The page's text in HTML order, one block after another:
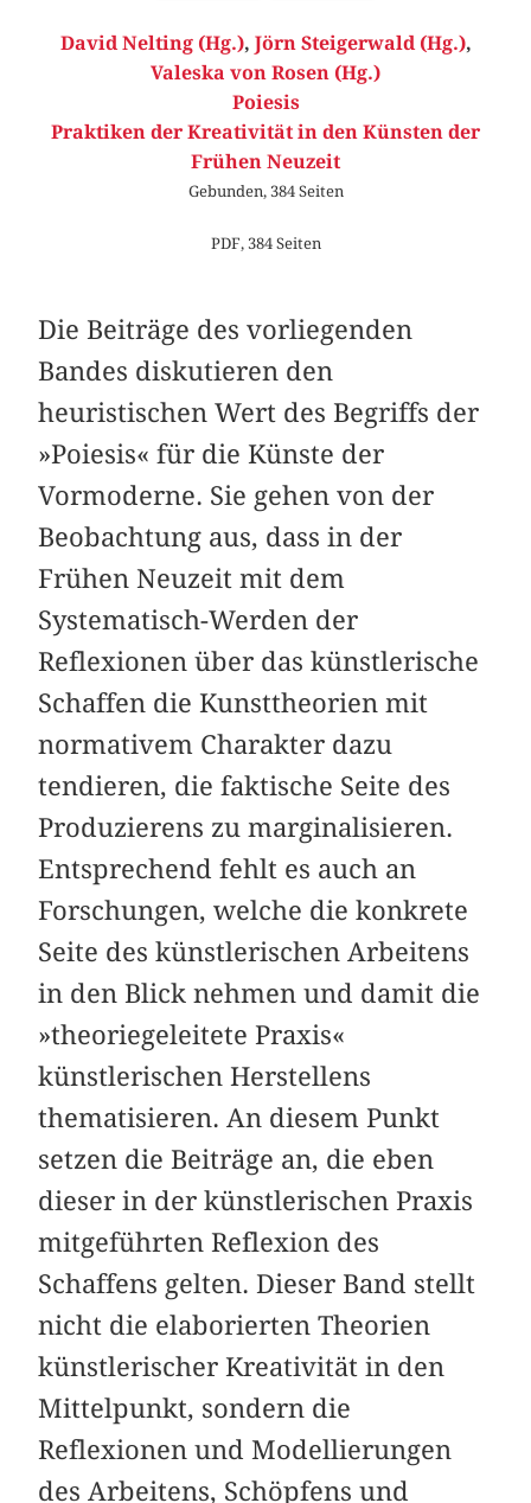
David Nelting (Hg.), Jörn Steigerwald (Hg.),
Valeska von Rosen (Hg.)
Poiesis
Praktiken der Kreativität in den Künsten der
Frühen Neuzeit
Gebunden, 384 Seiten
PDF, 384 Seiten
Die Beiträge des vorliegenden
Bandes diskutieren den
heuristischen Wert des Begriffs der
»Poiesis« für die Künste der
Vormoderne. Sie gehen von der
Beobachtung aus, dass in der
Frühen Neuzeit mit dem
Systematisch-Werden der
Reflexionen über das künstlerische
Schaffen die Kunsttheorien mit
normativem Charakter dazu
tendieren, die faktische Seite des
Produzierens zu marginalisieren.
Entsprechend fehlt es auch an
Forschungen, welche die konkrete
Seite des künstlerischen Arbeitens
in den Blick nehmen und damit die
»theoriegeleitete Praxis«
künstlerischen Herstellens
thematisieren. An diesem Punkt
setzen die Beiträge an, die eben
dieser in der künstlerischen Praxis
mitgeführten Reflexion des
Schaffens gelten. Dieser Band stellt
nicht die elaborierten Theorien
künstlerischer Kreativität in den
Mittelpunkt, sondern die
Reflexionen und Modellierungen
des Arbeitens, Schöpfens und